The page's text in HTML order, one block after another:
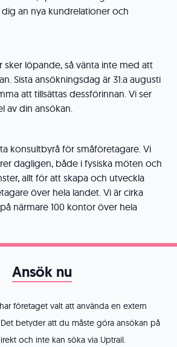
an nya kundrelationer och
sker löpande, så vänta inte med att
Sista ansökningsdag är 31:a augusti
att tillsättas dessförinnan. Vi ser
av din ansökan.
konsultbyrå för småföretagare. Vi
dagligen, både i fysiska möten och
allt för att skapa och utveckla
över hela landet. Vi är cirka
närmare 100 kontor över hela
Ansök nu
företaget valt att använda en extern
betyder att du måste göra ansökan på
och inte kan söka via Uptrail.